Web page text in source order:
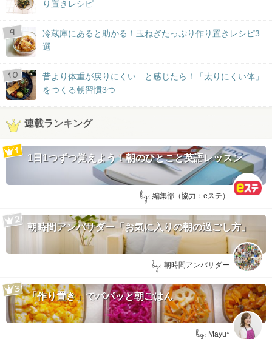
り置きレシピ
冷蔵庫にあると助かる！玉ねぎたっぷり作り置きレシピ3
選
昔より体重が戻りにくい…と感じたら！「太りにくい体」
をつくる朝習慣3つ
連載ランキング
1日1つずつ覚えよう！朝のひとこと英語レッスン
by: 編集部（協力：eステ）
朝時間アンバサダー「お気に入りの朝の過ごし方」
by: 朝時間アンバサダー
「作り置き」でパパッと朝ごはん
by: Mayu*